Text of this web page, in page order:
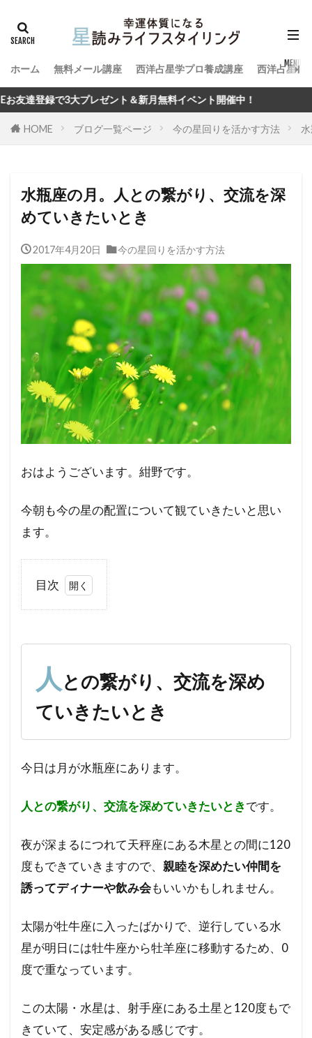
ホーム 無料メール講座 西洋占星学プロ養成講座 西洋占星術
＆新月無料イベント開催中！
HOME ブログ一覧ページ 今の星回りを活かす方法
水瓶座の月。人との繋がり、交流を深
めていきたいとき
2017年4月20日 今の星回りを活かす方法
おはようございます。紺野です。
今朝も今の星の配置について観ていきたいと思い
ます。
目次
り、
交流
を深
めて
いき
たい
人 との繋がり、交流を深め
ていきたいとき
今日は月が水瓶座にあります。
人との繋がり、交流を深めていきたいときです。
夜が深まるにつれて天秤座にある木星との間に120
度もできていきますので、 親睦を深めたい仲間を
誘ってディナーや飲み会もいいかもしれません。
太陽が牡牛座に入ったばかりで、逆行している水
星が明日には牡牛座から牡羊座に移動するため、0
度で重なっています。
この太陽・水星は、射手座にある土星と120度もで
きていて、安定感がある感じです。